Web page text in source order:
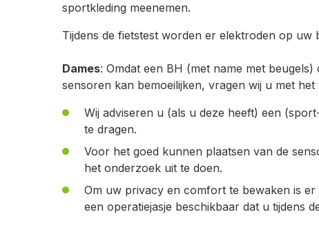
sportkleding meenemen.
Tijdens de fietstest worden er elektroden op
Dames: Omdat een BH (met name met
sensoren kan bemoeilijken, vragen wij u met
Wij adviseren u (als u deze heeft) een
te dragen.
Voor het goed kunnen plaatsen van de
het onderzoek uit te doen.
Om uw privacy en comfort te bewaken is er
een operatiejasje beschikbaar dat u tijdens